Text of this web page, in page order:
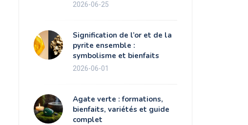
2026-06-25
Signification de l’or et de la
pyrite ensemble :
symbolisme et bienfaits
2026-06-01
Agate verte : formations,
bienfaits, variétés et guide
complet